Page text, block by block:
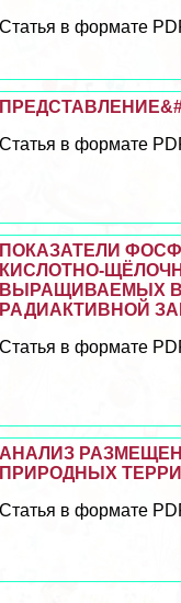
Статья в формате
Статья в формате
ПОКАЗАТЕЛИ
КИСЛОТНО-
ВЫРАЩИВАЕМЫХ В
РАДИАКТИВНОЙ
Статья в формате
АНАЛИЗ
ПРИРОДНЫХ
Статья в формате